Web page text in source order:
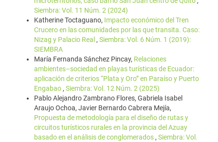
Siembra: Vol. 11 Núm. 2 (2024)
Katherine Toctaguano, Impacto económico del Tren
Crucero en las comunidades por las que transita. Caso:
Nizag y Palacio Real , Siembra: Vol. 6 Núm. 1 (2019):
SIEMBRA
María Fernanda Sánchez Pincay, Relaciones
ambientes–sociedad en playas turísticas de Ecuador:
aplicación de criterios “Plata y Oro” en Paraíso y Puerto
Engabao , Siembra: Vol. 12 Núm. 2 (2025)
Pablo Alejandro Zambrano Flores, Gabriela Isabel
Araujo Ochoa, Javier Bernardo Cabrera Mejía,
Propuesta de metodología para el diseño de rutas y
circuitos turísticos rurales en la provincia del Azuay
basado en el análisis de conglomerados , Siembra: Vol.